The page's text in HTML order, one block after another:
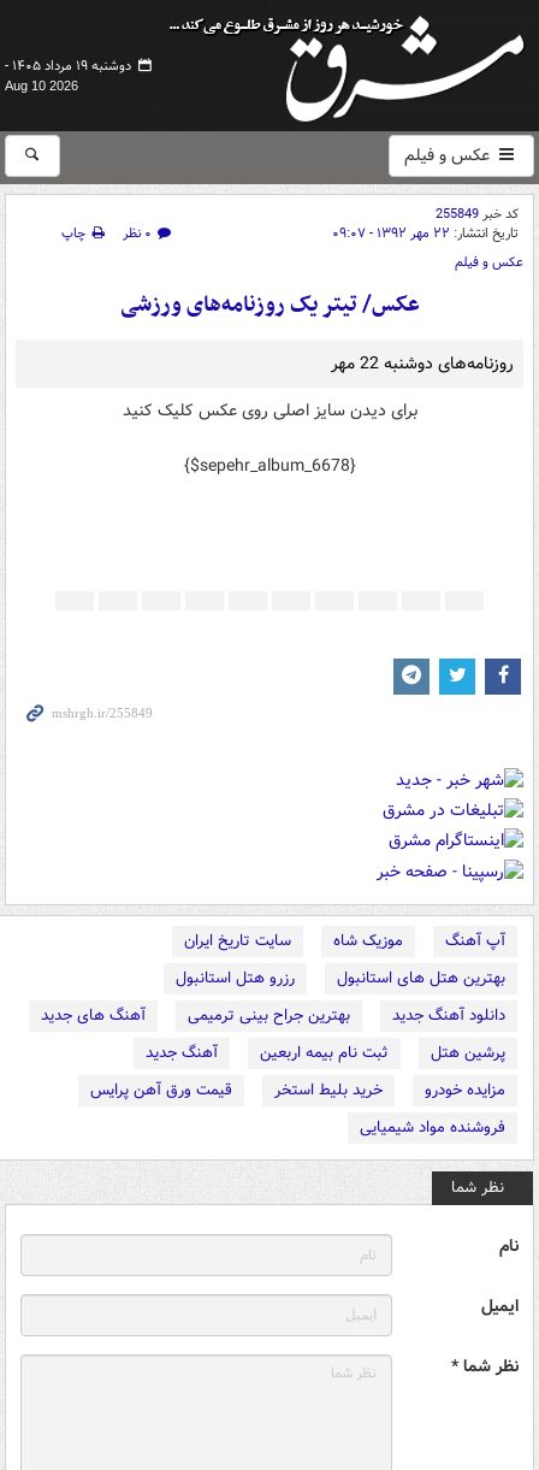
دوشنبه ۱۹ مرداد ۱۴۰۵ -
Aug 10 2026
عکس و فیلم
کد خبر255849
تاریخ انتشار: ۲۲ مهر ۱۳۹۲ - ۰۹:۰۷ ۰ نظر
چاپ
عکس و فیلم
عکس/ تیتر یک روزنامه‌های ورزشی
روزنامه‌های‌‌‌‌ دوشنبه 22 مهر
برای دیدن سایز اصلی روی عکس کلیک کنید
{$sepehr_album_6678}
آپ آهنگ موزیک شاه
سایت تاریخ ایران
بهترین هتل های استانبول
رزرو هتل استانبول
دانلود آهنگ جدید
بهترین جراح بینی ترمیمی
آهنگ های جدید
پرشین هتل
ثبت نام بیمه اربعین
آهنگ جدید
مزایده خودرو
خرید بلیط استخر
قیمت ورق آهن پرایس
فروشنده مواد شیمیایی
نظر شما
نام
ایمیل
نظر شما *